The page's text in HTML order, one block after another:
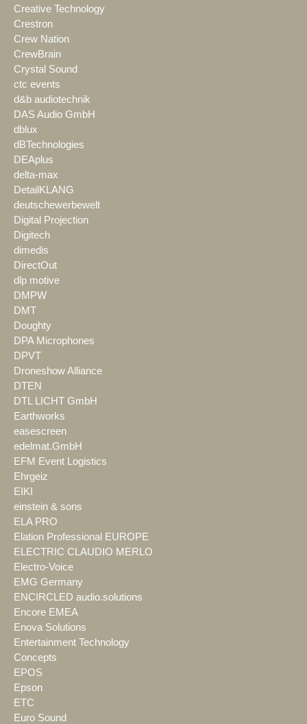
Creative Technology
Crestron
Crew Nation
CrewBrain
Crystal Sound
ctc events
d&b audiotechnik
DAS Audio GmbH
dblux
dBTechnologies
DEAplus
delta-max
DetailKLANG
deutschewerbewelt
Digital Projection
Digitech
dimedis
DirectOut
dlp motive
DMPW
DMT
Doughty
DPA Microphones
DPVT
Droneshow Alliance
DTEN
DTL LICHT GmbH
Earthworks
easescreen
edelmat.GmbH
EFM Event Logistics
Ehrgeiz
EIKI
einstein & sons
ELA PRO
Elation Professional EUROPE
ELECTRIC CLAUDIO MERLO
Electro-Voice
EMG Germany
ENCIRCLED audio.solutions
Encore EMEA
Enova Solutions
Entertainment Technology
Concepts
EPOS
Epson
ETC
Euro Sound